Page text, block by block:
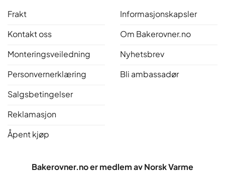
Frakt
Kontakt oss
Monteringsveiledning
Personvernerklæring
Salgsbetingelser
Reklamasjon
Åpent kjøp
Informasjonskapsler
Om Bakerovner.no
Nyhetsbrev
Bli ambassadør
Bakerovner.no er medlem av Norsk Varme